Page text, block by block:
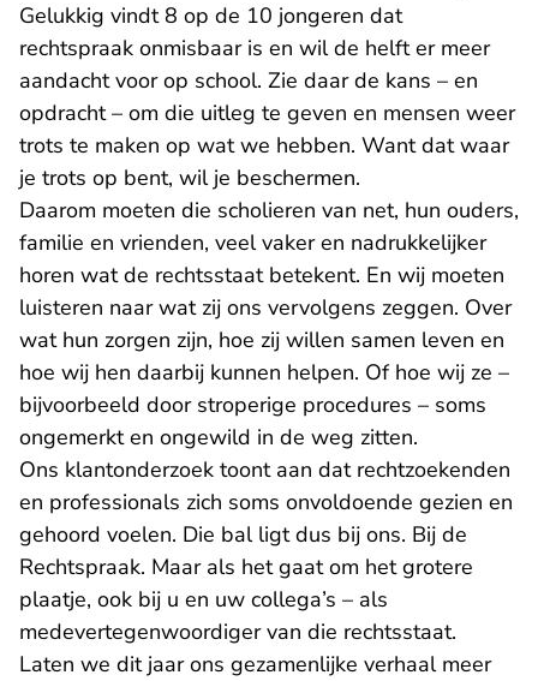
Gelukkig vindt 8 op de 10 jongeren dat
rechtspraak onmisbaar is en wil de helft er meer
aandacht voor op school. Zie daar de kans – en
opdracht – om die uitleg te geven en mensen weer
trots te maken op wat we hebben. Want dat waar
je trots op bent, wil je beschermen.
Daarom moeten die scholieren van net, hun ouders,
familie en vrienden, veel vaker en nadrukkelijker
horen wat de rechtsstaat betekent. En wij moeten
luisteren naar wat zij ons vervolgens zeggen. Over
wat hun zorgen zijn, hoe zij willen samen leven en
hoe wij hen daarbij kunnen helpen. Of hoe wij ze –
bijvoorbeeld door stroperige procedures – soms
ongemerkt en ongewild in de weg zitten.
Ons klantonderzoek toont aan dat rechtzoekenden
en professionals zich soms onvoldoende gezien en
gehoord voelen. Die bal ligt dus bij ons. Bij de
Rechtspraak. Maar als het gaat om het grotere
plaatje, ook bij u en uw collega’s – als
medevertegenwoordiger van die rechtsstaat.
Laten we dit jaar ons gezamenlijke verhaal meer